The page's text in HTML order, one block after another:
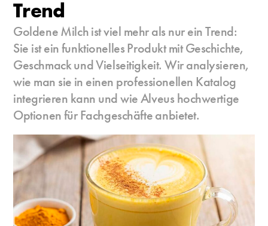
Trend
Goldene Milch ist viel mehr als nur ein Trend:
Sie ist ein funktionelles Produkt mit Geschichte,
Geschmack und Vielseitigkeit. Wir analysieren,
wie man sie in einen professionellen Katalog
integrieren kann und wie Alveus hochwertige
Optionen für Fachgeschäfte anbietet.